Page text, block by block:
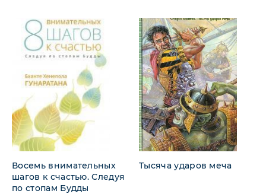
Восемь внимательных
шагов к счастью. Следуя
по стопам Будды
Тысяча ударов меча